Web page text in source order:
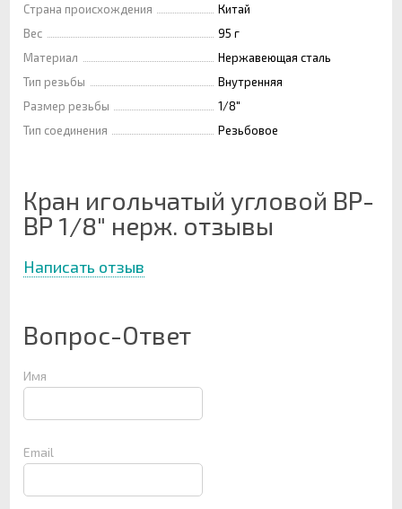
Страна происхождения
Китай
Вес
95 г
Материал
Нержавеющая сталь
Тип резьбы
Внутренняя
Размер резьбы
1/8"
Тип соединения
Резьбовое
Кран игольчатый угловой ВР-
ВР 1/8" нерж. отзывы
Написать отзыв
Вопрос-Ответ
Имя
Email